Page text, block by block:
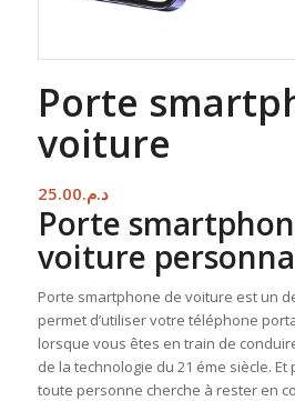
Porte
voiture
د.م.25.00
Porte
voiture
Porte smartphone de voiture est un
permet d’utiliser votre téléphone
lorsque vous êtes en train de
de la technologie du 21 éme siècle.
toute personne cherche à rester en